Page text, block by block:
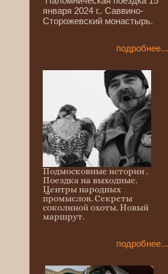
января 2024 г.. Саввино-
Сторожевский монастырь.
подробнее...
Подмосковные истории .
Поездка на выходные.
Центры народных
промыслов. Секреты
соколиной охоты. Новый
маршрут.
подробнее...